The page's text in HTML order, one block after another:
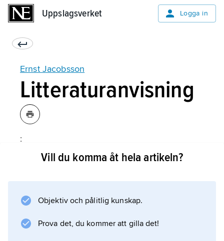
Uppslagsverket Logga in
Ernst Jacobsson
Litteraturanvisning
:
Vill du komma åt hela artikeln?
Objektiv och pålitlig kunskap.
Prova det, du kommer att gilla det!